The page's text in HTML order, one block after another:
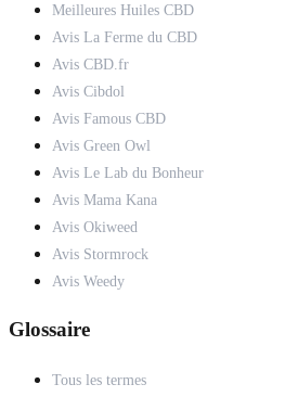
Meilleures Huiles CBD
Avis La Ferme du CBD
Avis CBD.fr
Avis Cibdol
Avis Famous CBD
Avis Green Owl
Avis Le Lab du Bonheur
Avis Mama Kana
Avis Okiweed
Avis Stormrock
Avis Weedy
Glossaire
Tous les termes